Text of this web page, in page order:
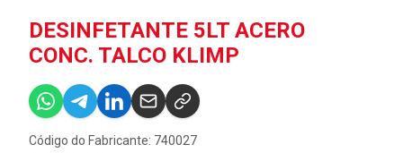
DESINFETANTE 5LT ACERO
CONC. TALCO KLIMP
Código do Fabricante: 740027